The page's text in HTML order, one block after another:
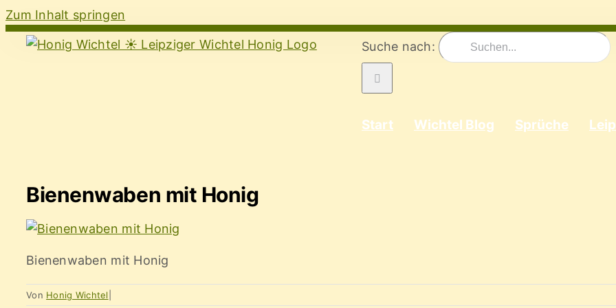
Zum Inhalt springen
Suche nach:
Start Wichtel Blog Sprüche
Bienenwaben mit Honig
Bienenwaben mit Honig
Von Honig Wichtel